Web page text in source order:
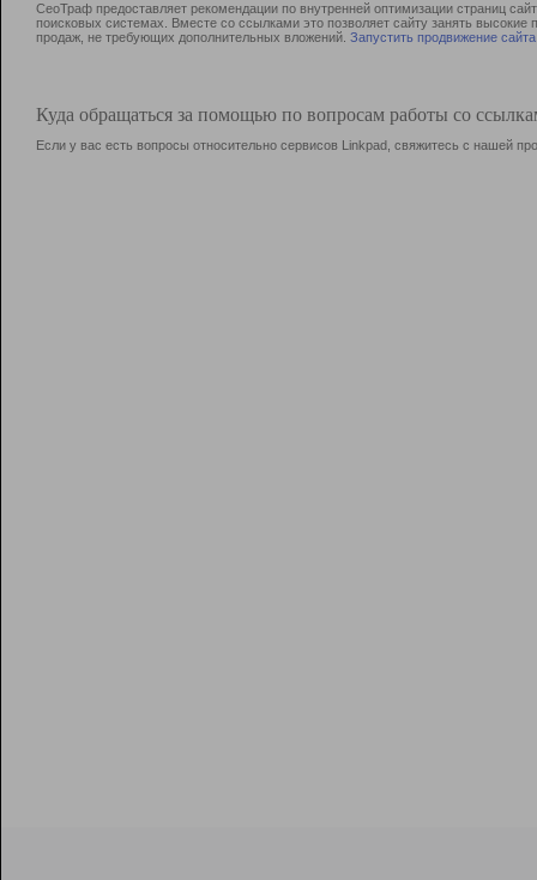
СеоТраф предоставляет рекомендации по внутренней оптимизации страниц
поисковых системах. Вместе со ссылками это позволяет сайту занять
продаж, не требующих дополнительных вложений. Запустить продвижение сайта
Куда обращаться за помощью по вопросам работы со
Если у вас есть вопросы относительно сервисов Linkpad, свяжитесь с нашей